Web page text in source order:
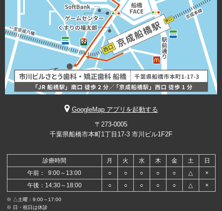
GoogleMap アプリを起動する
〒273-0005
千葉県船橋市本町1丁目17-3 市川ビル1F2F
診療時間 月 火 水 木 金 土
日
午前： 9:00～13:00
○ ○ ○ ○ ○ △
×
午後：14:30～18:00
○ ○ ○ ○ ○ △ ×
※ △土曜：9:00～17:00
※ 日・祝日は休診